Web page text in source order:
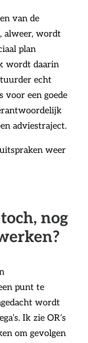
van de
alweer, wordt
plan
wordt daarin
echt
voor een goede
adviestraject.
weer
nog
punt te
wordt
Ik zie OR’s
om gevolgen